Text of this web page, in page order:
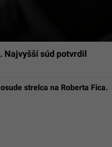
Najvyšší súd potvrdil
strelca na Roberta Fica.